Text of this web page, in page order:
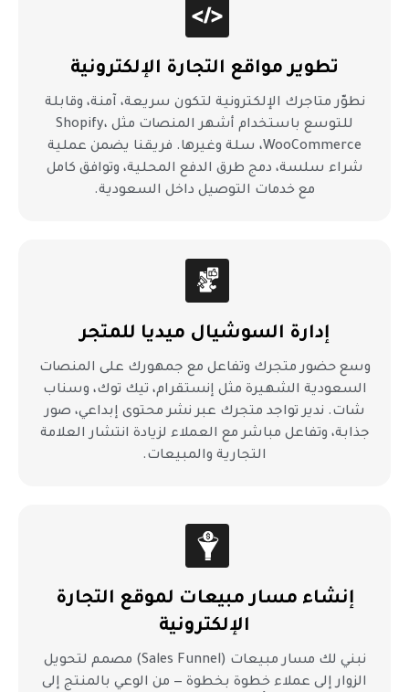
تطوير مواقع التجارة الإلكترونية
نطوّر متاجرك الإلكترونية لتكون سريعة، آمنة، وقابلة
للتوسع باستخدام أشهر المنصات مثل Shopify،
WooCommerce، سلة وغيرها. فريقنا يضمن عملية
شراء سلسة، دمج طرق الدفع المحلية، وتوافق كامل
مع خدمات التوصيل داخل السعودية.
إدارة السوشيال ميديا للمتجر
وسع حضور متجرك وتفاعل مع جمهورك على المنصات
السعودية الشهيرة مثل إنستقرام، تيك توك، وسناب
شات. ندير تواجد متجرك عبر نشر محتوى إبداعي، صور
جذابة، وتفاعل مباشر مع العملاء لزيادة انتشار العلامة
التجارية والمبيعات.
إنشاء مسار مبيعات لموقع التجارة
الإلكترونية
نبني لك مسار مبيعات (Sales Funnel) مصمم لتحويل
الزوار إلى عملاء خطوة بخطوة — من الوعي بالمنتج إلى